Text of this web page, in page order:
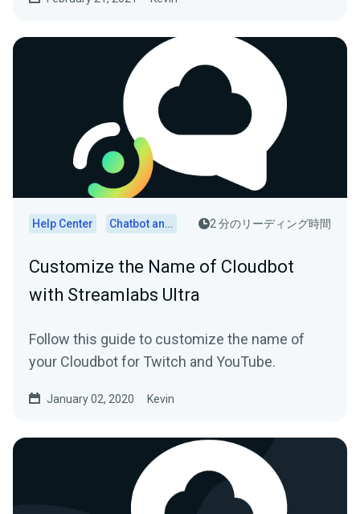
Help Center Chatbot and Cloudbot 2 分のリーディング時間
Customize the Name of Cloudbot
with Streamlabs Ultra
Follow this guide to customize the name of
your Cloudbot for Twitch and YouTube.
January 02, 2020 Kevin